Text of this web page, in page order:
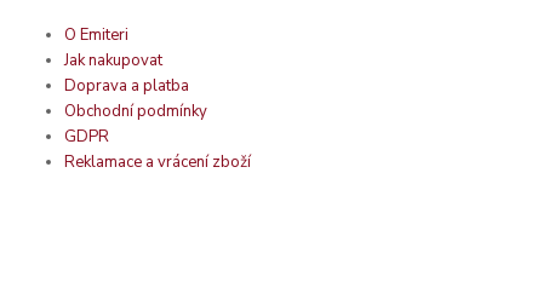
O Emiteri
Jak nakupovat
Doprava a platba
Obchodní podmínky
GDPR
Reklamace a vrácení zboží